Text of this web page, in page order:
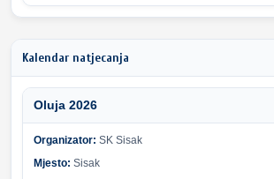
Kalendar natjecanja
Oluja 2026
Organizator: SK Sisak
Mjesto: Sisak